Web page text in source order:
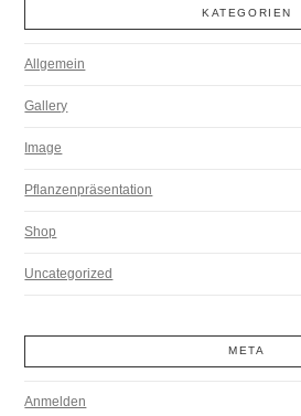
KATEGORIEN
Allgemein
Gallery
Image
Pflanzenpräsentation
Shop
Uncategorized
META
Anmelden